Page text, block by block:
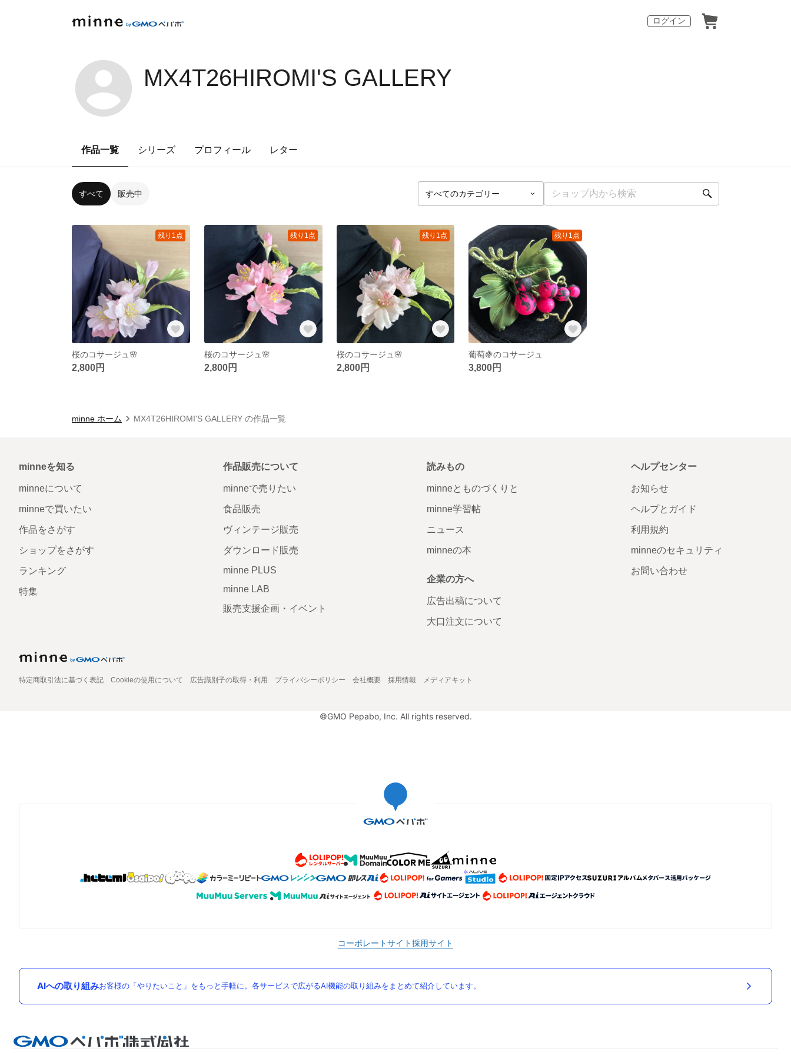
ログイン
MX4T26HIROMI'S GALLERY
作品一覧 シリーズ プロフィール レター
すべて 販売中
残り1点
桜のコサージュ🌸
2,800円
残り1点
桜のコサージュ🌸
2,800円
残り1点
桜のコサージュ🌸
2,800円
残り1点
葡萄🍇のコサージュ
3,800円
minne ホーム MX4T26HIROMI'S GALLERY の作品一覧
minneを知る
minneについて
minneで買いたい
作品をさがす
ショップをさがす
ランキング
特集
作品販売について
minneで売りたい
食品販売
ヴィンテージ販売
ダウンロード販売
minne PLUS
minne LAB
販売支援企画・イベント
読みもの
minneとものづくりと
minne学習帖
ニュース
minneの本
企業の方へ
広告出稿について
大口注文について
ヘルプセンター
お知らせ
ヘルプとガイド
利用規約
minneのセキュリティ
お問い合わせ
特定商取引法に基づく表記 Cookieの使用について 広告識別子の取得・利用 プライバシーポリシー 会社概要 採用情報 メディアキット
©GMO Pepabo, Inc. All rights reserved.
コーポレートサイト採用サイト
AIへの取り組みお客様の「やりたいこと」をもっと手軽に。各サービスで広がるAI機能の取り組みをまとめて紹介しています。